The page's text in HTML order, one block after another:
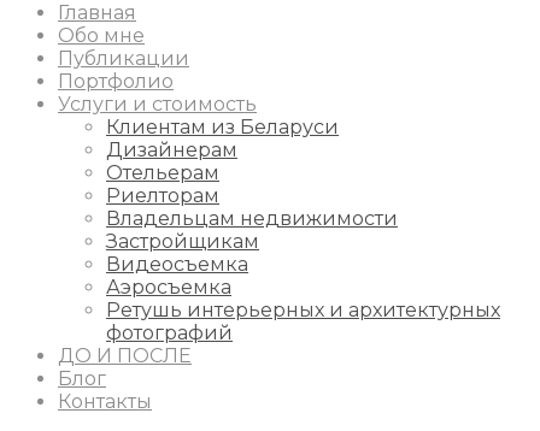
Главная
Обо мне
Публикации
Портфолио
Услуги и стоимость
Клиентам из Беларуси
Дизайнерам
Отельерам
Риелторам
Владельцам недвижимости
Застройщикам
Видеосъемка
Аэросъемка
Ретушь интерьерных и архитектурных
фотографий
ДО И ПОСЛЕ
Блог
Контакты